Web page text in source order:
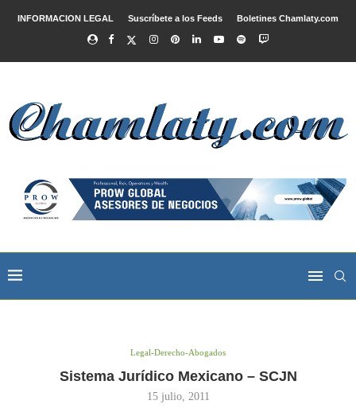
INFORMACION LEGAL Suscríbete a los Feeds Boletines Chamlaty.com
Legal-Derecho-Abogados
Sistema Jurídico Mexicano – SCJN
15 julio, 2011